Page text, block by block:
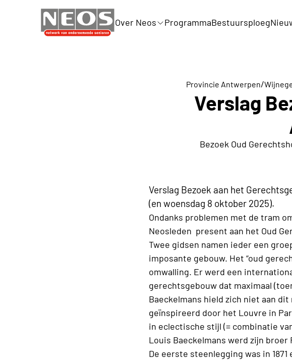
Over Neos ProgrammaBestuursploeg
Provincie Antwerpen/
Verslag
Bezoek Oud
Verslag Bezoek aan het
(en woensdag 8 oktober 2025).
Ondanks problemen met de tram
Neosleden present aan het Oud
Twee gidsen namen ieder een
imposante gebouw. Het “oud
omwalling. Er werd een
gerechtsgebouw dat maximaal
Baeckelmans hield zich niet aan
geïnspireerd door het Louvre in
in eclectische stijl (= combinatie
Louis Baeckelmans werd zijn
De eerste steenlegging was in